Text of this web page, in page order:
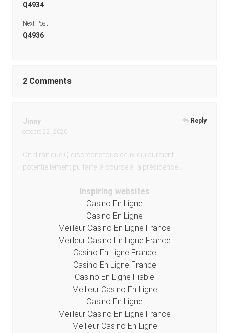
Q4934
Next Post
Q4936
2 Comments
Jinny
octobre 22, 2020
On dirait que Q discrédite tous ceux qui auraient
potentiellement pu faire la course à la présidence…
Inspiring websites
Casino En Ligne
Casino En Ligne
Meilleur Casino En Ligne France
Meilleur Casino En Ligne France
Casino En Ligne France
Casino En Ligne France
Casino En Ligne Fiable
Meilleur Casino En Ligne
Casino En Ligne
Meilleur Casino En Ligne France
Meilleur Casino En Ligne
Reply